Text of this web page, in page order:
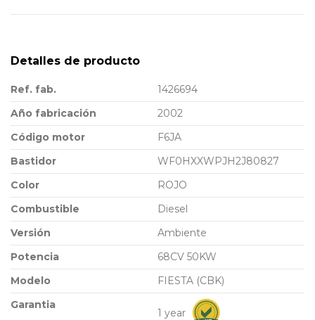
Detalles de producto
Ref. fab.
1426694
Año fabricación
2002
Código motor
F6JA
Bastidor
WF0HXXWPJH2J80827
Color
ROJO
Combustible
Diesel
Versión
Ambiente
Potencia
68CV 50KW
Modelo
FIESTA (CBK)
Garantia
1 year